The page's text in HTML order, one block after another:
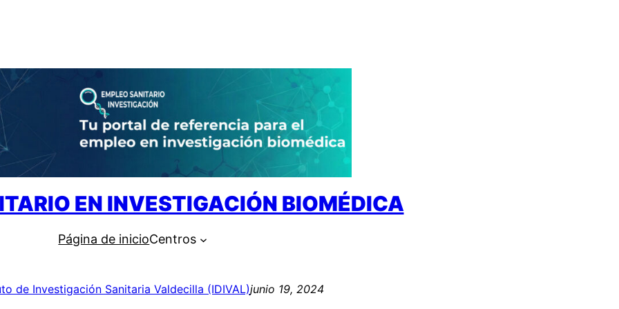
EN INVESTIGACIÓN BIOMÉDICA
Página de inicioCentros
de Investigación Sanitaria Valdecilla (IDIVAL)junio 19, 2024